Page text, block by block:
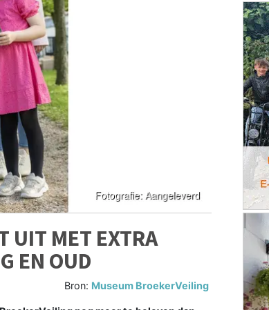
UIT MET EXTRA
EN OUD
Bron: Museum BroekerVeiling